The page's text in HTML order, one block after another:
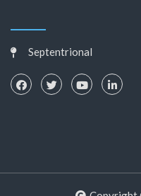
Septentrional